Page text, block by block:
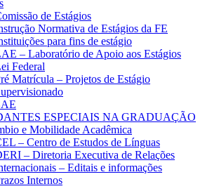
de Estágios
Normativa de Estágios da FE
para fins de estágio
– Laboratório de Apoio aos Estágios
Federal
Matrícula – Projetos de Estágio
ESPECIAIS NA GRADUAÇÃO
e Mobilidade Acadêmica
– Centro de Estudos de Línguas
– Diretoria Executiva de Relações
– Editais e informações
Internos